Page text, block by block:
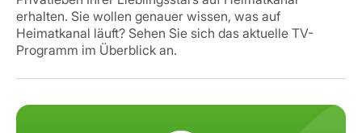
erhalten. Sie wollen genauer wissen, was auf
Heimatkanal läuft? Sehen Sie sich das aktuelle TV-
Programm im Überblick an.